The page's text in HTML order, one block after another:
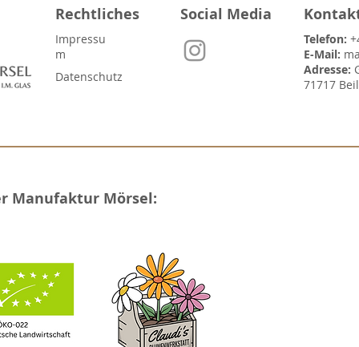
Rechtliches
Impressu
m
Datenschutz
Social Media
Telefon:
E-Mail:
Adresse:
71717
Manufaktur Mörsel: